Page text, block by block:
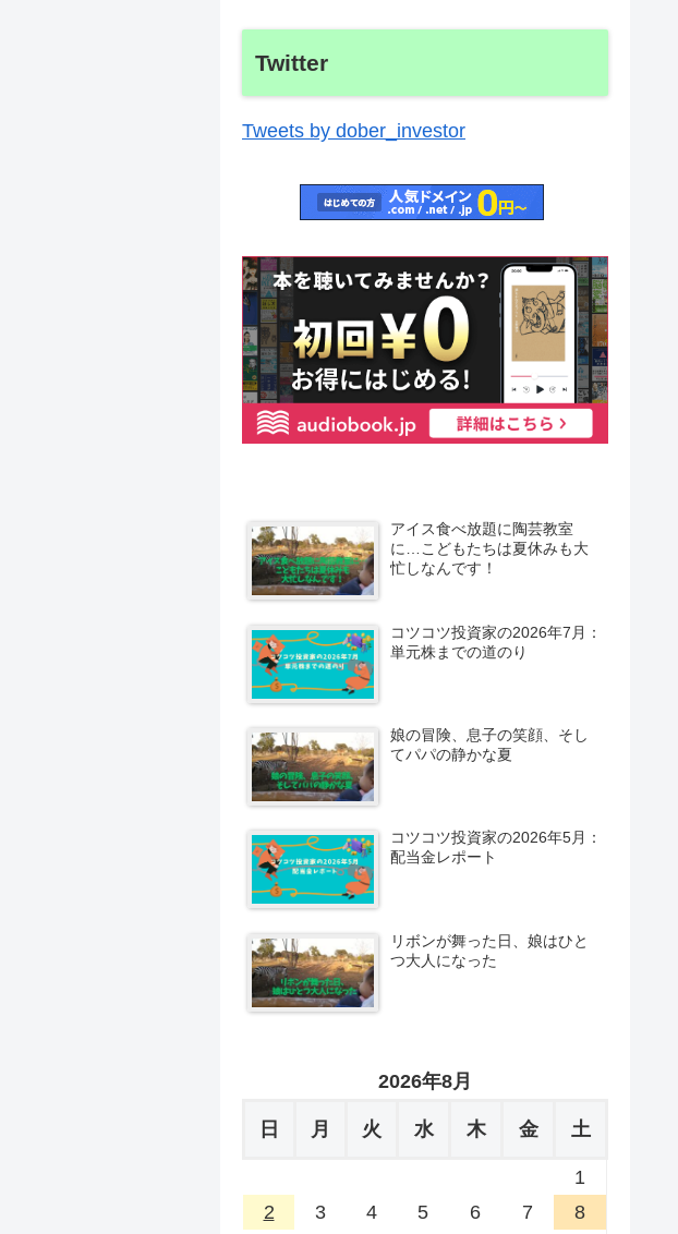
Twitter
Tweets by dober_investor
アイス食べ放題に陶芸教室
に…こどもたちは夏休みも大
忙しなんです！
コツコツ投資家の2026年7月：
単元株までの道のり
娘の冒険、息子の笑顔、そし
てパパの静かな夏
コツコツ投資家の2026年5月：
配当金レポート
リボンが舞った日、娘はひと
つ大人になった
2026年8月
日 月 火 水 木 金 土
1
2
3 4 5 6 7
8